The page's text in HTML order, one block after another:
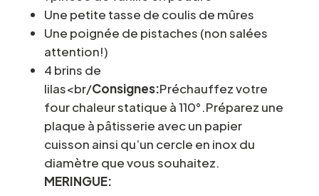
Une petite tasse de coulis de mûres
Une poignée de pistaches (non salées
attention!)
4 brins de
lilas<br/Consignes:Préchauffez votre
four chaleur statique à 110°.Préparez une
plaque à pâtisserie avec un papier
cuisson ainsi qu’un cercle en inox du
diamètre que vous souhaitez.
MERINGUE: